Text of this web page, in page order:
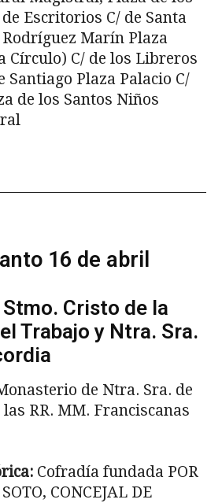
Escritorios C/ de Santa
Marín Plaza
Círculo) C/ de los Libreros
Santiago Plaza Palacio C/
de los Santos Niños
16 de abril
Cristo de la
Trabajo y Ntra. Sra.
de Ntra. Sra. de
RR. MM. Franciscanas
Cofradía fundada POR
CONCEJAL DE